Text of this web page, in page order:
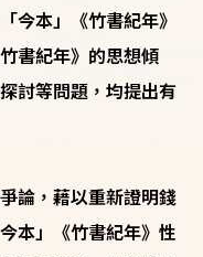
今本」《竹書紀年》
書紀年》的思想傾
討等問題，均提出有
論，藉以重新證明錢
本」《竹書紀年》性